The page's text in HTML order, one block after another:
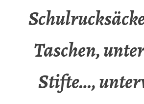
Taschen,
Stifte…,